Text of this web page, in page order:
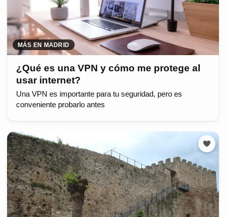
MÁS EN MADRID
¿Qué es una VPN y cómo me protege al
usar internet?
Una VPN es importante para tu seguridad, pero es
conveniente probarlo antes